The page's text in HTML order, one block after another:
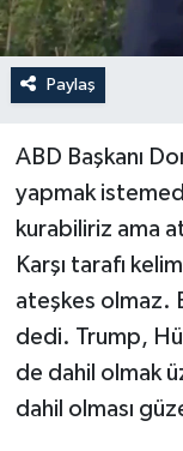
Paylaş
ABD Başkanı
yapmak
kurabiliriz ama
Karşı tarafı
ateşkes olmaz.
dedi. Trump,
de dahil olmak
dahil olması